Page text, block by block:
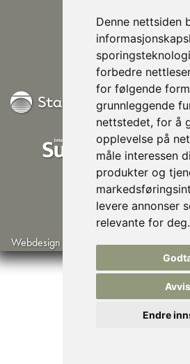
Denne nettsiden
forbedre
for følgende
grunnleggende
nettstedet, for å
opplevelse på
måle interessen
produkter og
levere annonser
relevante for deg.
Endre
948 80 685
Følg oss på
Webdesign av Lindbak IT